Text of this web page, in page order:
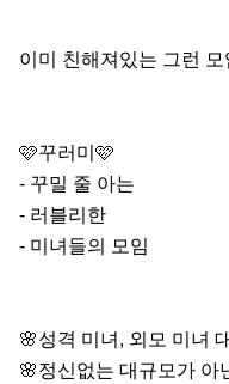
이미 친해져있는 그런 모
🩷꾸러미🩷
- 꾸밀 줄 아는
- 러블리한
- 미녀들의 모임
🌸성격 미녀, 외모 미녀
🌸정신없는 대규모가 아